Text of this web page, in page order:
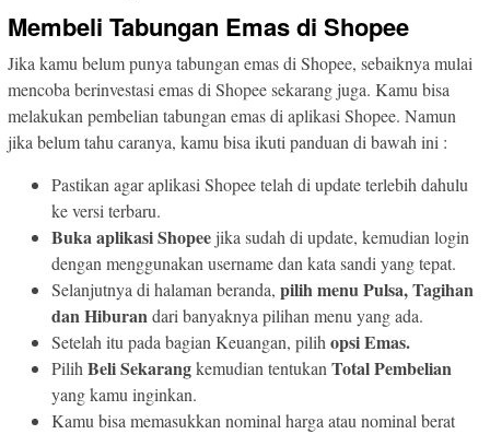
Membeli Tabungan Emas di Shopee
Jika kamu belum punya tabungan emas di Shopee, sebaiknya mulai
mencoba berinvestasi emas di Shopee sekarang juga. Kamu bisa
melakukan pembelian tabungan emas di aplikasi Shopee. Namun
jika belum tahu caranya, kamu bisa ikuti panduan di bawah ini :
Pastikan agar aplikasi Shopee telah di update terlebih dahulu
ke versi terbaru.
Buka aplikasi Shopee jika sudah di update, kemudian login
dengan menggunakan username dan kata sandi yang tepat.
Selanjutnya di halaman beranda, pilih menu Pulsa, Tagihan
dan Hiburandari banyaknya pilihan menu yang ada.
Setelah itu pada bagian Keuangan, pilihopsi Emas.
PilihBeli Sekarangkemudian tentukanTotal Pembelian
yang kamu inginkan.
Kamu bisa memasukkan nominal harga atau nominal berat